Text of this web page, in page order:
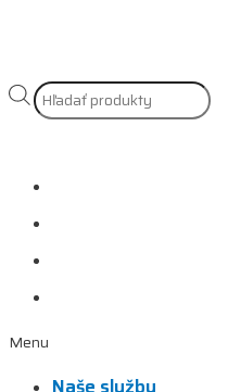
Products
search
Menu